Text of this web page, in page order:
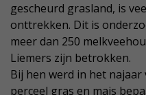
gescheurd grasland, is
onttrekken. Dit is
meer dan 250
Liemers zijn betrokken.
Bij hen werd in het najaar
perceel gras en mais